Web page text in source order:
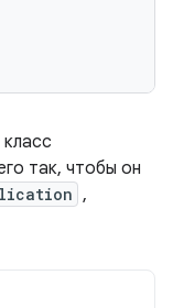
так, чтобы он
,